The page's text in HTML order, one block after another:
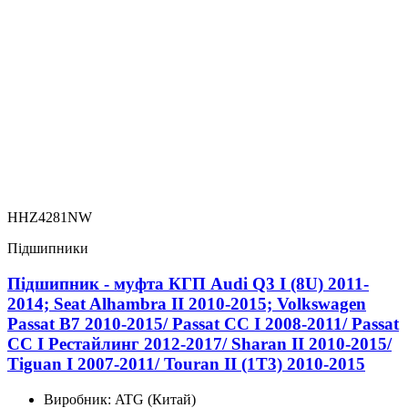
HHZ4281NW
Підшипники
Підшипник - муфта КГП Audi Q3 I (8U) 2011-
2014; Seat Alhambra II 2010-2015; Volkswagen
Passat B7 2010-2015/ Passat CC I 2008-2011/ Passat
CC I Рестайлинг 2012-2017/ Sharan II 2010-2015/
Tiguan I 2007-2011/ Touran II (1T3) 2010-2015
Виробник: ATG (Китай)